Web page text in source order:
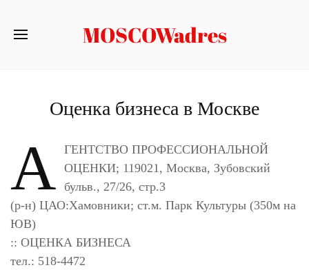
MOSCOWadres
Оценка бизнеса в Москве
А ГЕНТСТВО ПРОФЕССИОНАЛЬНОЙ
ОЦЕНКИ; 119021, Москва, Зубовский
бульв., 27/26, стр.3
(р-н) ЦАО:Хамовники; ст.м. Парк Культуры (350м на
ЮВ)
:: ОЦЕНКА БИЗНЕСА
тел.: 518-4472